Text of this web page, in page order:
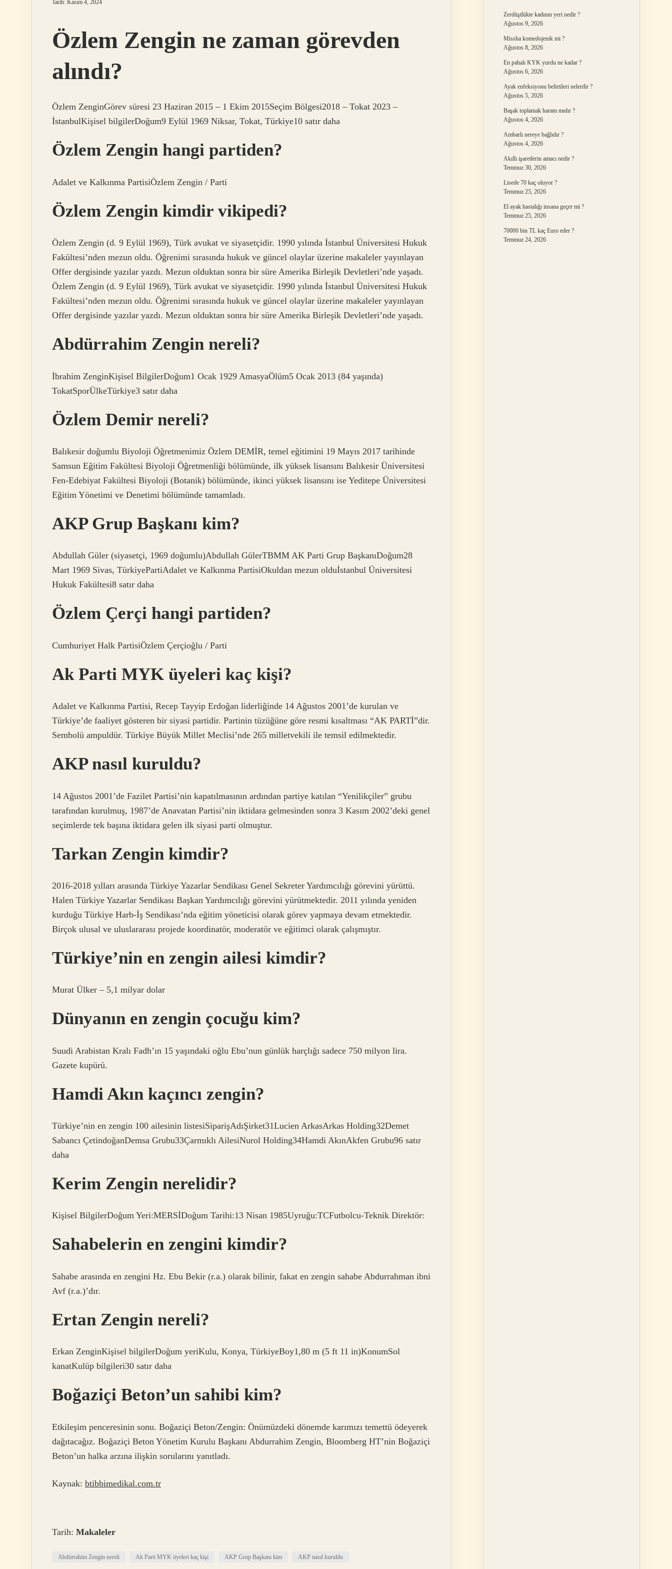
Tarih: Kasım 4, 2024
Özlem Zengin ne zaman görevden
alındı?
Özlem ZenginGörev süresi 23 Haziran 2015 – 1 Ekim 2015Seçim Bölgesi2018 – Tokat 2023 –
İstanbulKişisel bilgilerDoğum9 Eylül 1969 Niksar, Tokat, Türkiye10 satır daha
Özlem Zengin hangi partiden?
Adalet ve Kalkınma PartisiÖzlem Zengin / Parti
Özlem Zengin kimdir vikipedi?
Özlem Zengin (d. 9 Eylül 1969), Türk avukat ve siyasetçidir. 1990 yılında İstanbul Üniversitesi Hukuk
Fakültesi’nden mezun oldu. Öğrenimi sırasında hukuk ve güncel olaylar üzerine makaleler yayınlayan
Offer dergisinde yazılar yazdı. Mezun olduktan sonra bir süre Amerika Birleşik Devletleri’nde yaşadı.
Özlem Zengin (d. 9 Eylül 1969), Türk avukat ve siyasetçidir. 1990 yılında İstanbul Üniversitesi Hukuk
Fakültesi’nden mezun oldu. Öğrenimi sırasında hukuk ve güncel olaylar üzerine makaleler yayınlayan
Offer dergisinde yazılar yazdı. Mezun olduktan sonra bir süre Amerika Birleşik Devletleri’nde yaşadı.
Abdürrahim Zengin nereli?
İbrahim ZenginKişisel BilgilerDoğum1 Ocak 1929 AmasyaÖlüm5 Ocak 2013 (84 yaşında)
TokatSporÜlkeTürkiye3 satır daha
Özlem Demir nereli?
Balıkesir doğumlu Biyoloji Öğretmenimiz Özlem DEMİR, temel eğitimini 19 Mayıs 2017 tarihinde
Samsun Eğitim Fakültesi Biyoloji Öğretmenliği bölümünde, ilk yüksek lisansını Balıkesir Üniversitesi
Fen-Edebiyat Fakültesi Biyoloji (Botanik) bölümünde, ikinci yüksek lisansını ise Yeditepe Üniversitesi
Eğitim Yönetimi ve Denetimi bölümünde tamamladı.
AKP Grup Başkanı kim?
Abdullah Güler (siyasetçi, 1969 doğumlu)Abdullah GülerTBMM AK Parti Grup BaşkanıDoğum28
Mart 1969 Sivas, TürkiyePartiAdalet ve Kalkınma PartisiOkuldan mezun olduİstanbul Üniversitesi
Hukuk Fakültesi8 satır daha
Özlem Çerçi hangi partiden?
Cumhuriyet Halk PartisiÖzlem Çerçioğlu / Parti
Ak Parti MYK üyeleri kaç kişi?
Adalet ve Kalkınma Partisi, Recep Tayyip Erdoğan liderliğinde 14 Ağustos 2001’de kurulan ve
Türkiye’de faaliyet gösteren bir siyasi partidir. Partinin tüzüğüne göre resmi kısaltması “AK PARTİ”dir.
Sembolü ampuldür. Türkiye Büyük Millet Meclisi’nde 265 milletvekili ile temsil edilmektedir.
AKP nasıl kuruldu?
14 Ağustos 2001’de Fazilet Partisi’nin kapatılmasının ardından partiye katılan “Yenilikçiler” grubu
tarafından kurulmuş, 1987’de Anavatan Partisi’nin iktidara gelmesinden sonra 3 Kasım 2002’deki genel
seçimlerde tek başına iktidara gelen ilk siyasi parti olmuştur.
Tarkan Zengin kimdir?
2016-2018 yılları arasında Türkiye Yazarlar Sendikası Genel Sekreter Yardımcılığı görevini yürüttü.
Halen Türkiye Yazarlar Sendikası Başkan Yardımcılığı görevini yürütmektedir. 2011 yılında yeniden
kurduğu Türkiye Harb-İş Sendikası’nda eğitim yöneticisi olarak görev yapmaya devam etmektedir.
Birçok ulusal ve uluslararası projede koordinatör, moderatör ve eğitimci olarak çalışmıştır.
Türkiye’nin en zengin ailesi kimdir?
Murat Ülker – 5,1 milyar dolar
Dünyanın en zengin çocuğu kim?
Suudi Arabistan Kralı Fadh’ın 15 yaşındaki oğlu Ebu’nun günlük harçlığı sadece 750 milyon lira.
Gazete kupürü.
Hamdi Akın kaçıncı zengin?
Türkiye’nin en zengin 100 ailesinin listesiSiparişAdıŞirket31Lucien ArkasArkas Holding32Demet
Sabancı ÇetindoğanDemsa Grubu33Çarmıklı AilesiNurol Holding34Hamdi AkınAkfen Grubu96 satır
daha
Kerim Zengin nerelidir?
Kişisel BilgilerDoğum Yeri:MERSİDoğum Tarihi:13 Nisan 1985Uyruğu:TCFutbolcu-Teknik Direktör:
Sahabelerin en zengini kimdir?
Sahabe arasında en zengini Hz. Ebu Bekir (r.a.) olarak bilinir, fakat en zengin sahabe Abdurrahman ibni
Avf (r.a.)’dır.
Ertan Zengin nereli?
Erkan ZenginKişisel bilgilerDoğum yeriKulu, Konya, TürkiyeBoy1,80 m (5 ft 11 in)KonumSol
kanatKulüp bilgileri30 satır daha
Boğaziçi Beton’un sahibi kim?
Etkileşim penceresinin sonu. Boğaziçi Beton/Zengin: Önümüzdeki dönemde karımızı temettü ödeyerek
dağıtacağız. Boğaziçi Beton Yönetim Kurulu Başkanı Abdurrahim Zengin, Bloomberg HT’nin Boğaziçi
Beton’un halka arzına ilişkin sorularını yanıtladı.
Kaynak: btibbimedikal.com.tr
Tarih: Makaleler
Abdürrahim Zengin nereli Ak Parti MYK üyeleri kaç kişi AKP Grup Başkanı kim AKP nasıl kuruldu
Zerdüştlükte kadının yeri nedir ?
Ağustos 9, 2026
Missha komedojenik mi ?
Ağustos 8, 2026
En pahalı KYK yurdu ne kadar ?
Ağustos 6, 2026
Ayak enfeksiyonu belirtileri nelerdir ?
Ağustos 5, 2026
Başak toplamak haram mıdır ?
Ağustos 4, 2026
Ambarlı nereye bağlıdır ?
Ağustos 4, 2026
Akıllı işaretlerin amacı nedir ?
Temmuz 30, 2026
Lisede 70 kaç oluyor ?
Temmuz 25, 2026
El ayak hastalığı insana geçer mi ?
Temmuz 25, 2026
70000 bin TL kaç Euro eder ?
Temmuz 24, 2026